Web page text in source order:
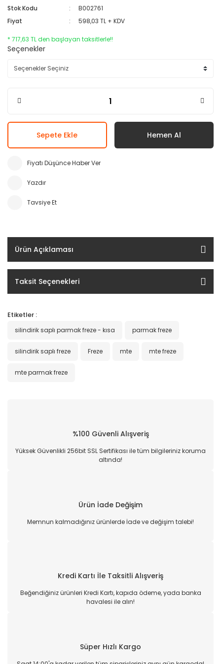
Stok Kodu
B002761
Fiyat
598,03 TL + KDV
* 717,63 TL den başlayan taksitlerle!!
Seçenekler
Sepete Ekle Hemen Al
Fiyatı Düşünce Haber Ver
Yazdır
Tavsiye Et
Ürün Açıklaması
Taksit Seçenekleri
Etiketler :
silindirik saplı parmak freze - kısa parmak freze
silindirik saplı freze Freze mte mte freze
mte parmak freze
%100 Güvenli Alışveriş
Yüksek Güvenlikli 256bit SSL Sertifikası ile tüm bilgileriniz koruma
altında!
Ürün İade Değişim
Memnun kalmadığınız ürünlerde İade ve değişim talebi!
Kredi Kartı İle Taksitli Alışveriş
Beğendiğiniz ürünleri Kredi Kartı, kapıda ödeme, yada banka
havalesi ile alın!
Süper Hızlı Kargo